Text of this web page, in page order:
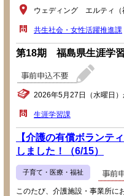
ウェディング エルティ（
共生社会・女性活躍推進課
第18期 福島県生涯学
2026年5月27日（水曜日
生涯学習課
【介護の有償ボランテ
しました！（6/15）
子育て・医療・福祉
このたび、介護施設・事業所に